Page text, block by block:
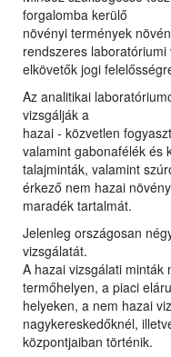
forgalomba kerülő
növényi termények
rendszeres
elkövetők jogi
Az analitikai
vizsgálják a
hazai - közvetlen
valamint gabonafélék és
talajminták, valamint
érkező nem hazai
maradék tartalmát.
Jelenleg országosan
vizsgálatát.
A hazai vizsgálati
termőhelyen, a piaci
helyeken, a nem hazai
nagykereskedőknél,
központjaiban történik.